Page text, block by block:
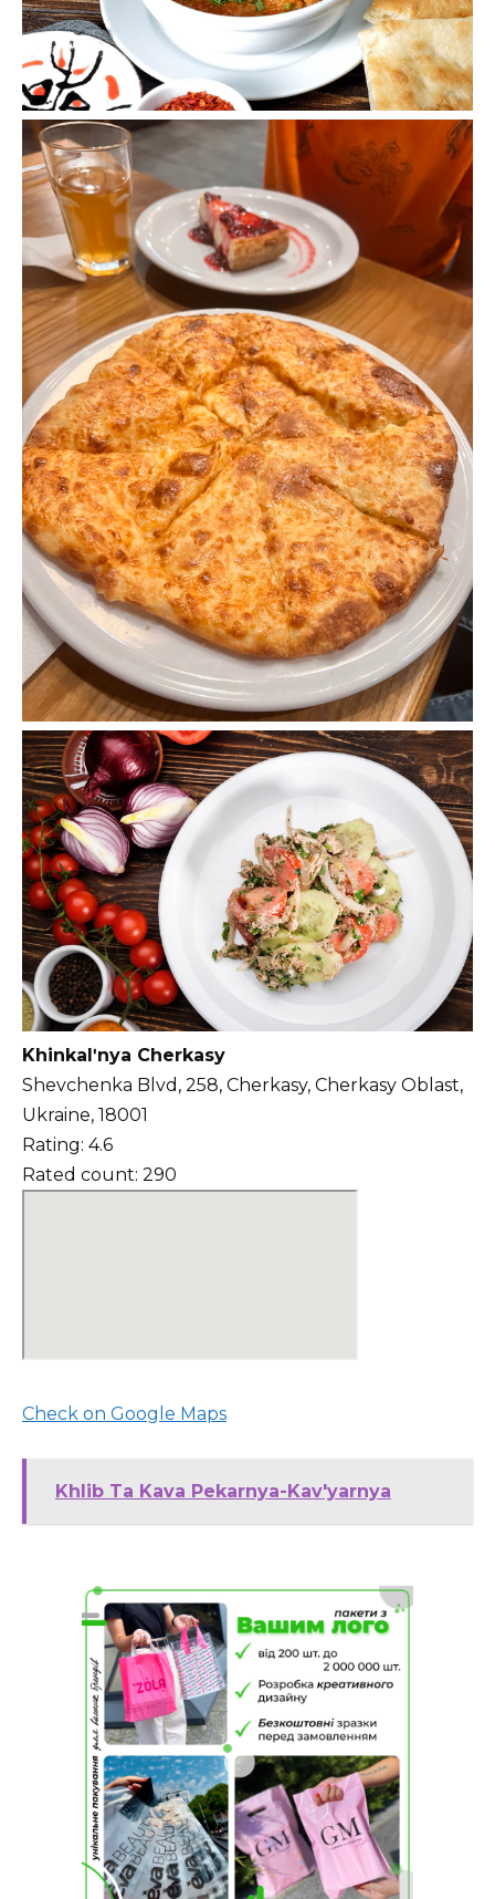
Khinkalʹnya Cherkasy
Shevchenka Blvd, 258, Cherkasy, Cherkasy Oblast,
Ukraine, 18001
Rating: 4.6
Rated count: 290
Check on Google Maps
Khlib Ta Kava Pekarnya-Kav'yarnya